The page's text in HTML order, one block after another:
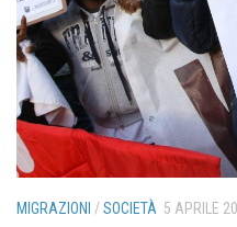
MIGRAZIONI /SOCIETÀ 5 APRILE